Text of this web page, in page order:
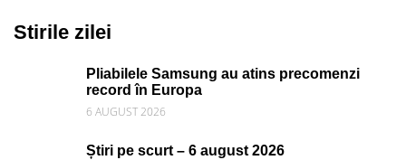
Stirile zilei
Pliabilele Samsung au atins precomenzi
record în Europa
6 AUGUST 2026
Știri pe scurt – 6 august 2026